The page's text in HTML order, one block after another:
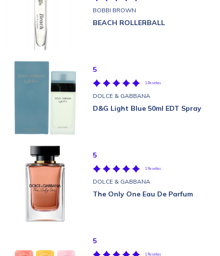
BOBBI BROWN
BEACH ROLLERBALL
5
1 Reseñas
DOLCE & GABBANA
D&G Light Blue 50ml EDT Spray
5
1 Reseñas
DOLCE & GABBANA
The Only One Eau De Parfum
5
1 Reseñas